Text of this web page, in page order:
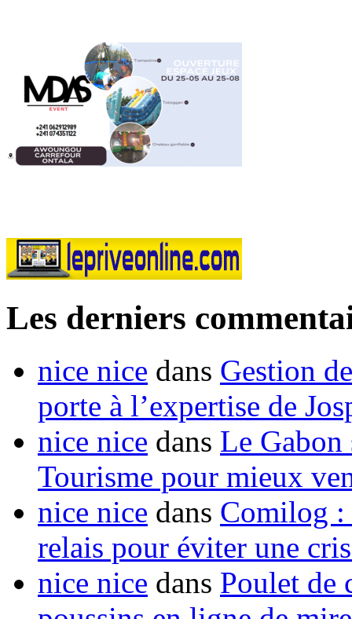
Les derniers
nice nice dans Gestion
porte à l’expertise de
nice nice dans Le Gabon
Tourisme pour mieux
nice nice dans Comilog :
relais pour éviter une
nice nice dans Poulet de